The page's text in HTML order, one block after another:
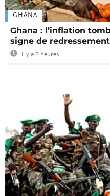
GHANA
Ghana : l’inflation
signe de
Il y a 2 heures